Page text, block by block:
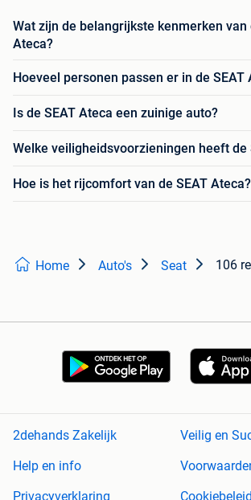
Wat zijn de belangrijkste kenmerken van
Ateca?
Hoeveel personen passen er in de SEAT
Is de SEAT Ateca een zuinige auto?
Welke veiligheidsvoorzieningen heeft de
Hoe is het rijcomfort van de SEAT Ateca?
Home Auto's Seat 106
2dehands Zakelijk
Veilig en
Help en info
Privacyverklaring
Cookiebeleid